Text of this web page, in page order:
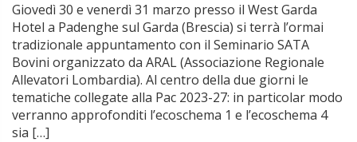
Giovedì 30 e venerdì 31 marzo presso il West Garda
Hotel a Padenghe sul Garda (Brescia) si terrà l’ormai
tradizionale appuntamento con il Seminario SATA
Bovini organizzato da ARAL (Associazione Regionale
Allevatori Lombardia). Al centro della due giorni le
tematiche collegate alla Pac 2023-27: in particolar modo
verranno approfonditi l’ecoschema 1 e l’ecoschema 4
sia […]